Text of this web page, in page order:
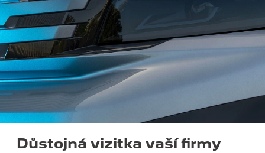
Důstojná vizitka vaší firmy